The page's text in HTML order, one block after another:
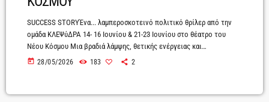
SUCCESS STORYΈνα... λαμπεροσκοτεινό πολιτικό θρίλερ από την
ομάδα ΚΛΕΨύΔΡΑ 14- 16 Ιουνίου & 21-23 Ιουνίου στο θέατρο του
Νέου Κόσμου Μια βραδιά λάμψης, θετικής ενέργειας και
αυτοβελτίωσης θα φέρει στην επιφάνεια ένα συλλογικό τραύμα. Μια
μοιράζονται ιστορίες επιτυχίας και υπέρβασης. Όμως όσο οι
today 28/05/2026 183 2